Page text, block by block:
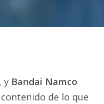
y Bandai Namco
de lo que